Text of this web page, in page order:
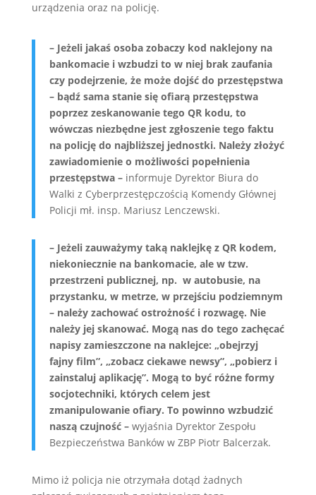
urządzenia oraz na policję.
– Jeżeli jakaś osoba zobaczy kod naklejony na
bankomacie i wzbudzi to w niej brak zaufania
czy podejrzenie, że może dojść do przestępstwa
– bądź sama stanie się ofiarą przestępstwa
poprzez zeskanowanie tego QR kodu, to
wówczas niezbędne jest zgłoszenie tego faktu
na policję do najbliższej jednostki. Należy złożyć
zawiadomienie o możliwości popełnienia
przestępstwa – informuje Dyrektor Biura do
Walki z Cyberprzestępczością Komendy Głównej
Policji mł. insp. Mariusz Lenczewski.
– Jeżeli zauważymy taką naklejkę z QR kodem,
niekoniecznie na bankomacie, ale w tzw.
przestrzeni publicznej, np. w autobusie, na
przystanku, w metrze, w przejściu podziemnym
– należy zachować ostrożność i rozwagę. Nie
należy jej skanować. Mogą nas do tego zachęcać
napisy zamieszczone na naklejce: „obejrzyj
fajny film”, „zobacz ciekawe newsy”, „pobierz i
zainstaluj aplikację”. Mogą to być różne formy
socjotechniki, których celem jest
zmanipulowanie ofiary. To powinno wzbudzić
naszą czujność – wyjaśnia Dyrektor Zespołu
Bezpieczeństwa Banków w ZBP Piotr Balcerzak.
Mimo iż policja nie otrzymała dotąd żadnych